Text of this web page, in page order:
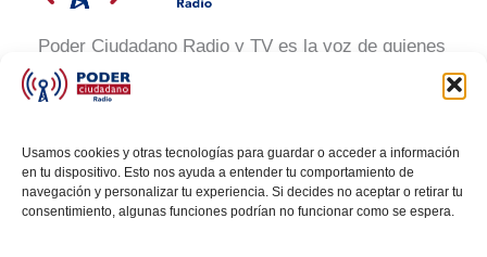
Usamos cookies y otras tecnologías para guardar o acceder a información
en tu dispositivo. Esto nos ayuda a entender tu comportamiento de
navegación y personalizar tu experiencia. Si decides no aceptar o retirar tu
consentimiento, algunas funciones podrían no funcionar como se espera.
Poder Ciudadano Radio y TV es la voz de quienes
buscan un México informado y participativo.
Nuestro compromiso es conectar con la
transformación social a través de noticias claras,
veraces y al alcance de todos.